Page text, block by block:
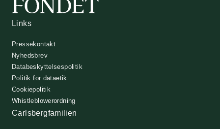
Links
Pressekontakt
Nyhedsbrev
Databeskyttelsespolitik
Politik for dataetik
Cookiepolitik
Whistleblowerordning
Carlsbergfamilien